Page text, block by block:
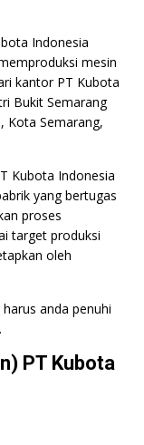
Indonesia
mesin
kantor PT Kubota
Bukit Semarang
Kota Semarang,
Kubota Indonesia
yang bertugas
proses
target produksi
oleh
anda penuhi
PT Kubota